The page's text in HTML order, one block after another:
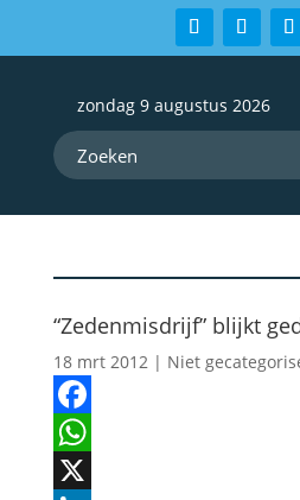
zondag 9 augustus 2026
“Zedenmisdrijf” blijkt
18 mrt 2012| Niet
Facebook
WhatsApp